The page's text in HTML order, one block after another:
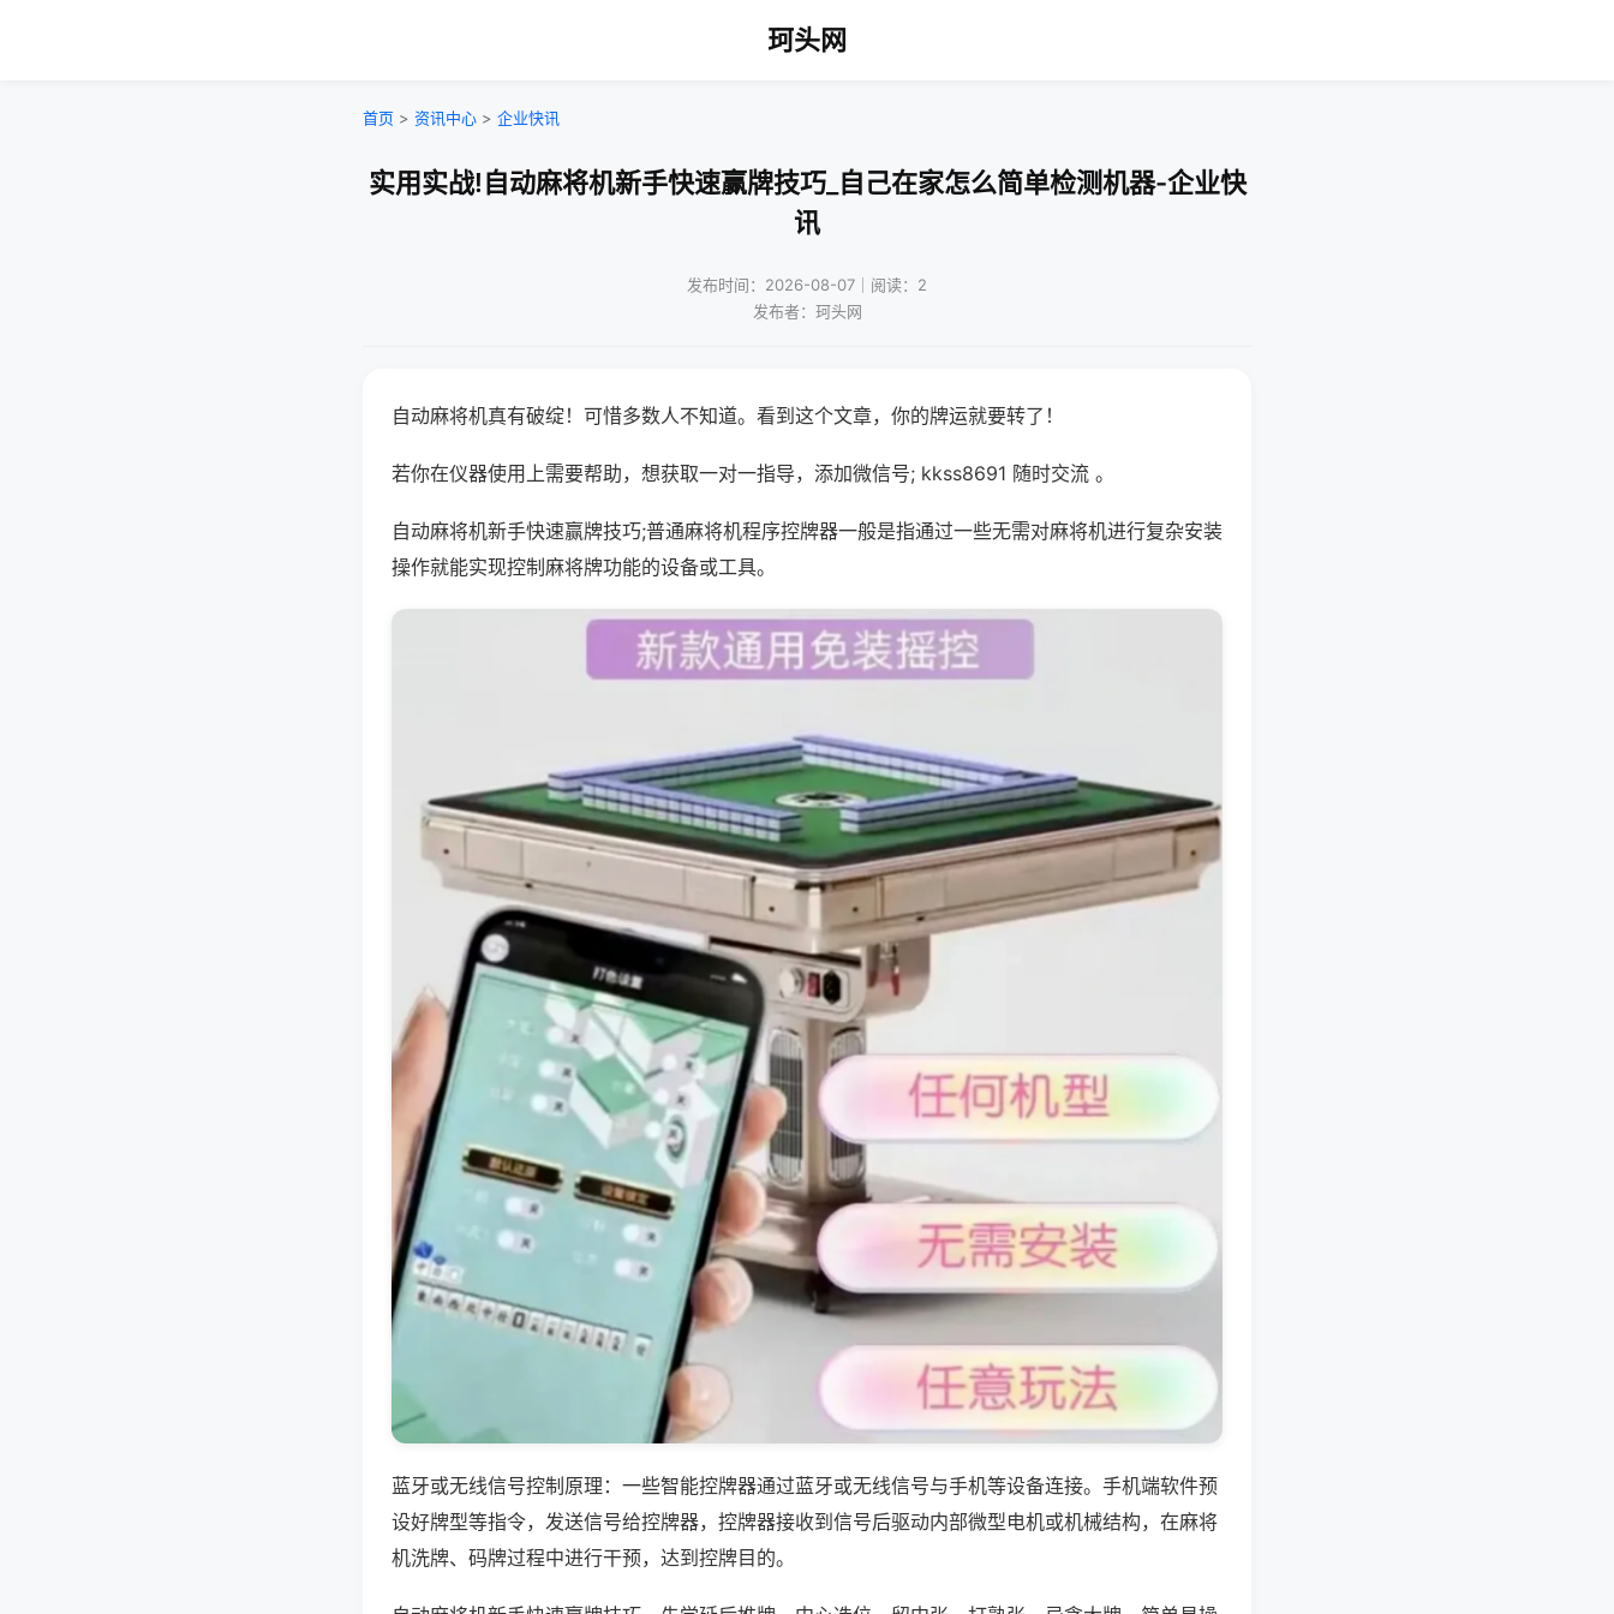
珂头网
首页 > 资讯中心 > 企业快讯
实用实战!自动麻将机新手快速赢牌技巧_自己在家怎么简单检测机器-企业快
讯
发布时间：2026-08-07｜阅读：2
发布者：珂头网
自动麻将机真有破绽！可惜多数人不知道。看到这个文章，你的牌运就要转了！
若你在仪器使用上需要帮助，想获取一对一指导，添加微信号; kkss8691 随时交流 。
自动麻将机新手快速赢牌技巧;普通麻将机程序控牌器一般是指通过一些无需对麻将机进行复杂安装
操作就能实现控制麻将牌功能的设备或工具。
蓝牙或无线信号控制原理：一些智能控牌器通过蓝牙或无线信号与手机等设备连接。手机端软件预
设好牌型等指令，发送信号给控牌器，控牌器接收到信号后驱动内部微型电机或机械结构，在麻将
机洗牌、码牌过程中进行干预，达到控牌目的。